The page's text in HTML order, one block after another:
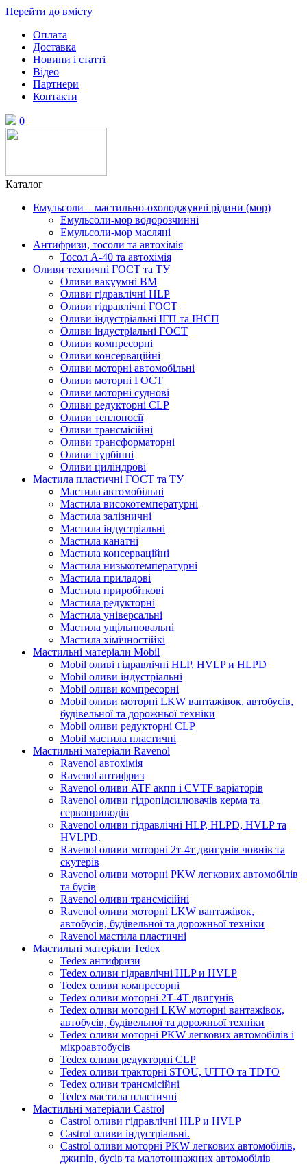
Перейти до вмісту
Оплата
Доставка
Новини і статті
Відео
Партнери
Контакти
0
Каталог
Емульсоли – мастильно-охолоджуючі рідини (мор)
Емульсоли-мор водорозчинні
Емульсоли-мор масляні
Антифризи, тосоли та автохімія
Тосол А-40 та автохімія
Оливи техничні ГОСТ та ТУ
Оливи вакуумні ВМ
Оливи гідравлічні HLP
Оливи гідравлічні ГОСТ
Оливи індустріальні ІГП та ІНСП
Оливи індустріальні ГОСТ
Оливи компресорні
Оливи консерваційні
Оливи моторні автомобільні
Оливи моторні ГОСТ
Оливи моторні суднові
Оливи редукторні CLP
Оливи теплоносії
Оливи трансмісійні
Оливи трансформаторні
Оливи турбінні
Оливи циліндрові
Мастила пластичні ГОСТ та ТУ
Мастила автомобільні
Мастила високотемпературні
Мастила залізничні
Мастила індустріальні
Мастила канатні
Мастила консерваційні
Мастила низькотемпературні
Мастила приладові
Мастила приробіткові
Мастила редукторні
Мастила універсальні
Мастила ущільнювальні
Мастила хімічностійкі
Мастильні матеріали Mobil
Mobil оливі гідравлічні HLP, HVLP и HLPD
Mobil оливи індустріальні
Mobil оливи компресорні
Mobil оливи моторні LKW вантажівок, автобусів,
будівельної та дорожньої техніки
Mobil оливи редукторні CLP
Mobil мастила пластичні
Мастильні матеріали Ravenol
Ravenol автохімія
Ravenol антифриз
Ravenol оливи ATF акпп і CVTF варіаторів
Ravenol оливи гідропідсилювачів керма та
сервоприводів
Ravenol оливи гідравлічні HLP, HLPD, HVLP та
HVLPD.
Ravenol оливи моторні 2т-4т двигунів човнів та
скутерів
Ravenol оливи моторні PKW легкових автомобілів
та бусів
Ravenol оливи трансмісійні
Ravenol оливи моторні LKW вантажівок,
автобусів, будівельної та дорожньої техніки
Ravenol мастила пластичні
Мастильні матеріали Tedex
Tedex антифризи
Tedex оливи гідравлічні HLP и HVLP
Tedex оливи компресорні
Tedex оливи моторні 2Т-4Т двигунів
Tedex оливи моторні LKW моторні вантажівок,
автобусів, будівельної та дорожньої техніки
Tedex оливи моторні PKW легкових автомобілів і
мікроавтобусів
Tedex оливи редукторні CLP
Tedex оливи тракторні STOU, UTTO та TDTO
Tedex оливи трансмісійні
Tedex мастила пластичні
Мастильні матеріали Castrol
Castrol оливи гідравлічні HLP и HVLP
Castrol оливи індустріальні.
Castrol оливи моторні PKW легкових автомобілів,
джипів, бусів та малотоннажних автомобілів